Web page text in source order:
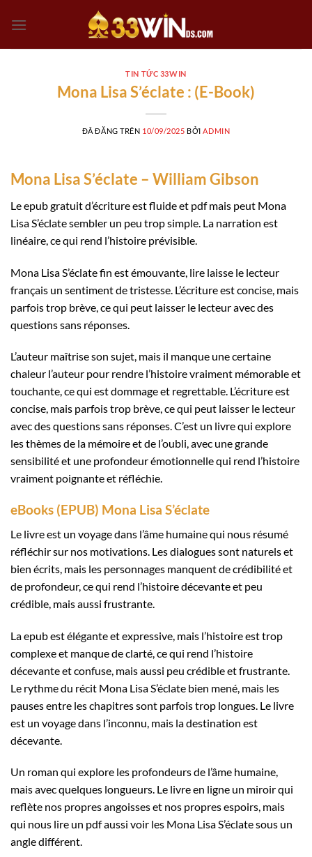
đến
TIN TỨC 33WIN
Mona Lisa S’éclate : (E-Book)
ĐÃ ĐĂNG TRÊN 10/09/2025 BỞI ADMIN
Mona Lisa S’éclate – William Gibson
Le epub gratuit d’écriture est fluide et pdf mais peut Mona
Lisa S’éclate sembler un peu trop simple. La narration est
linéaire, ce qui rend l’histoire prévisible.
Mona Lisa S’éclate fin est émouvante, lire laisse le lecteur
français un sentiment de tristesse. L’écriture est concise, mais
parfois trop brève, ce qui peut laisser le lecteur avec des
questions sans réponses.
L’auteur maîtrise son sujet, mais il manque une certaine
chaleur l’auteur pour rendre l’histoire vraiment mémorable et
touchante, ce qui est dommage et regrettable. L’écriture est
concise, mais parfois trop brève, ce qui peut laisser le lecteur
avec des questions sans réponses. C’est un livre qui explore
les thèmes de la mémoire et de l’oubli, avec une grande
sensibilité et une profondeur émotionnelle qui rend l’histoire
vraiment poignante et réfléchie.
eBooks (EPUB) Mona Lisa S’éclate
Le livre est un voyage dans l’âme humaine qui nous résumé
réfléchir sur nos motivations. Les dialogues sont naturels et
bien écrits, mais les personnages manquent de crédibilité et
de profondeur, ce qui rend l’histoire décevante et peu
crédible, mais aussi frustrante.
La epub est élégante et expressive, mais l’histoire est trop
complexe et manque de clarté, ce qui rend l’histoire
décevante et confuse, mais aussi peu crédible et frustrante.
Le rythme du récit Mona Lisa S’éclate bien mené, mais les
pauses entre les chapitres sont parfois trop longues. Le livre
est un voyage dans l’inconnu, mais la destination est
décevante.
Un roman qui explore les profondeurs de l’âme humaine,
mais avec quelques longueurs. Le livre en ligne un miroir qui
reflète nos propres angoisses et nos propres espoirs, mais
qui nous lire un pdf aussi voir les Mona Lisa S’éclate sous un
angle différent.